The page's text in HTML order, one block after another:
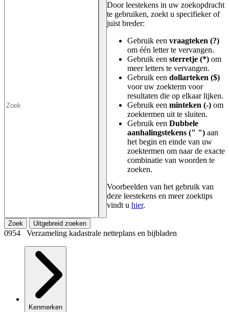
Door leestekens in uw zoekopdracht
te gebruiken, zoekt u specifieker of
juist breder:
Gebruik een vraagteken (?)
om één letter te vervangen.
Gebruik een sterretje (*) om
meer letters te vervangen.
Gebruik een dollarteken ($)
voor uw zoekterm voor
resultaten die op elkaar lijken.
Gebruik een minteken (-) om
zoektermen uit te sluiten.
Gebruik een Dubbele
aanhalingstekens (" ") aan
het begin en einde van uw
zoektermen om naar de exacte
combinatie van woorden te
zoeken.
Voorbeelden van het gebruik van
deze leestekens en meer zoektips
vindt u hier.
Zoek Uitgebreid zoeken
0954 Verzameling kadastrale netteplans en bijbladen
Kenmerken